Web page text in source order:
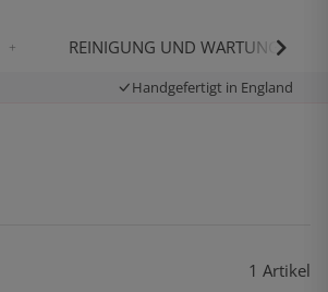
REINIGUNG UND WARTUNG
Handgefertigt in England
1 Artikel